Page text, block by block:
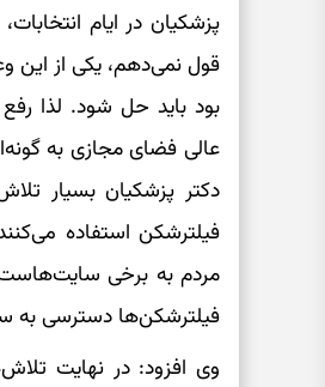
پزشکیان در ایام
قول نمی‌دهم، یکی از این
بود باید حل شود. لذا
عالی فضای مجازی به
فیلترشکن استفاده
مردم به برخی
فیلترشکن‌ها دسترسی به
وی افزود: در نهایت